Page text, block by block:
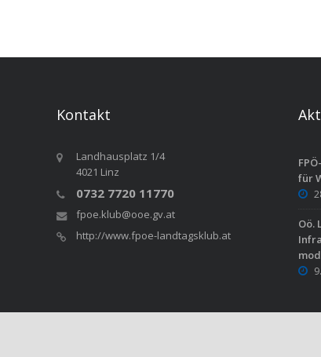
Kontakt
Landhausplatz 1/4
4021 Linz
0732 7720 11770
fpoe.klub@ooe.gv.at
http://www.fpoe-landtagsklub.at
für
Oö.